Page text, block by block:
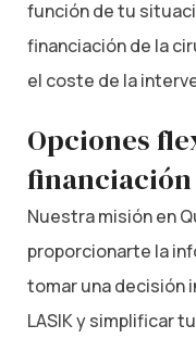
función de tu
financiación de la
el coste de la
Opciones
financiación
Nuestra misión en
proporcionarte la
tomar una decisión
LASIK y simplificar